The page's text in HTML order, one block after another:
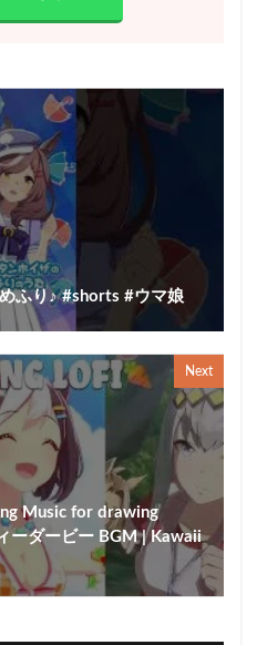
ふり♪ #shorts #ウマ娘
Next
Music for drawing
ーダービー BGM | Kawaii